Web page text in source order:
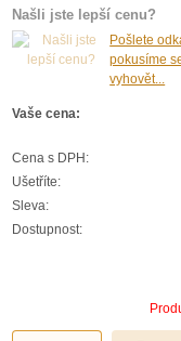
Našli jste lepší cenu?
Pošlete
pokusíme
vyhovět...
Vaše cena:
Cena s DPH:
Ušetříte:
Sleva:
Dostupnost: